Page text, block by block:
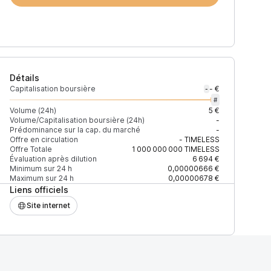
Détails
Capitalisation boursière - - €
#
Volume (24h)
5 €
Volume/Capitalisation boursière (24h)
-
Prédominance sur la cap. du marché
-
Offre en circulation
- TIMELESS
Offre Totale
1 000 000 000 TIMELESS
Évaluation après dilution
6 694 €
Minimum sur 24 h
0,00000666 €
Maximum sur 24 h
0,00000678 €
Liens officiels
Site internet
% du volume Confiance Mis à jour
100 %